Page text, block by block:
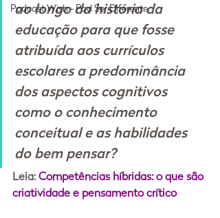
Podcast Wish - Pod Ser Diferente
ao longo da história da
educação para que fosse
atribuída aos currículos
escolares a predominância
dos aspectos cognitivos
como o conhecimento
conceitual e as habilidades
do bem pensar?
Leia: Competências híbridas: o que são
criatividade e pensamento crítico